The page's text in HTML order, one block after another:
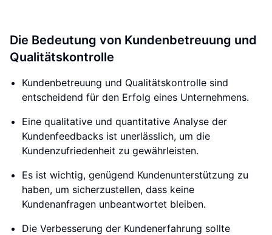
Die Bedeutung von Kundenbetreuung und
Qualitätskontrolle
Kundenbetreuung und Qualitätskontrolle sind
entscheidend für den Erfolg eines Unternehmens.
Eine qualitative und quantitative Analyse der
Kundenfeedbacks ist unerlässlich, um die
Kundenzufriedenheit zu gewährleisten.
Es ist wichtig, genügend Kundenunterstützung zu
haben, um sicherzustellen, dass keine
Kundenanfragen unbeantwortet bleiben.
Die Verbesserung der Kundenerfahrung sollte